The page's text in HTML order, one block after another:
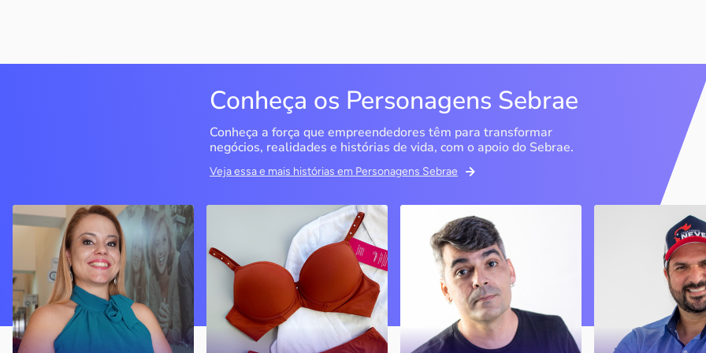
Conheça os Personagens Sebrae
Conheça a força que empreendedores têm para transformar
negócios, realidades e histórias de vida, com o apoio do Sebrae.
Veja essa e mais histórias em Personagens Sebrae
QualiMedi Saúde
Londrina / PR
Crisanália Cinagava e
Fernando Cinagava abriram
clínica com atendimento de
nível particular com preço
acessível
Miragem Moda Íntima
Pérola / PR
Com o apoio do Sebrae, a
empresa cresceu e
atualmente conta com
quatro lojas
Bipp Tecnologia
Picos / PI
Marcus Linhares
transformou a tese do
doutorado em negócio
Criatório
Sobrália / MG